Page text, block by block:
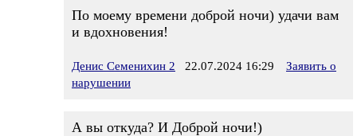
По моему времени доброй ночи) удачи вам
и вдохновения!
Денис Семенихин 2 22.07.2024 16:29
Заявить о
нарушении
А вы откуда? И Доброй ночи!)